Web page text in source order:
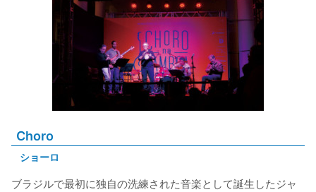
Choro
ショーロ
ブラジルで最初に独自の洗練された音楽として誕生したジャ